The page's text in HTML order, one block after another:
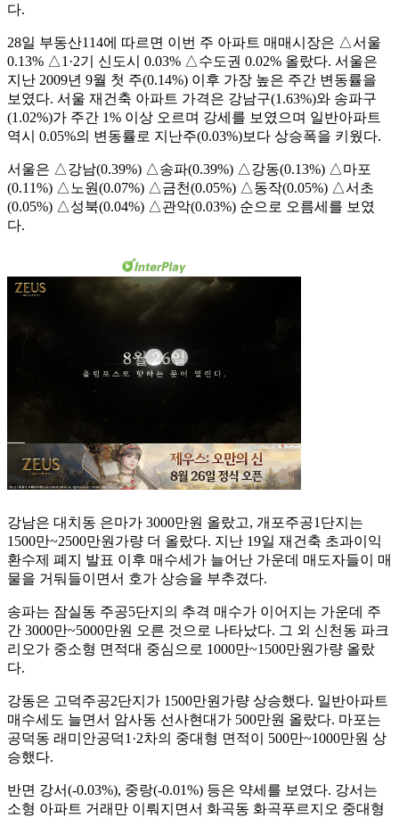
다.
28일 부동산114에 따르면 이번 주 아파트 매매시장은 △서울
0.13% △1·2기 신도시 0.03% △수도권 0.02% 올랐다. 서울은
지난 2009년 9월 첫 주(0.14%) 이후 가장 높은 주간 변동률을
보였다. 서울 재건축 아파트 가격은 강남구(1.63%)와 송파구
(1.02%)가 주간 1% 이상 오르며 강세를 보였으며 일반아파트
역시 0.05%의 변동률로 지난주(0.03%)보다 상승폭을 키웠다.
서울은 △강남(0.39%) △송파(0.39%) △강동(0.13%) △마포
(0.11%) △노원(0.07%) △금천(0.05%) △동작(0.05%) △서초
(0.05%) △성북(0.04%) △관악(0.03%) 순으로 오름세를 보였
다.
강남은 대치동 은마가 3000만원 올랐고, 개포주공1단지는
1500만~2500만원가량 더 올랐다. 지난 19일 재건축 초과이익
환수제 폐지 발표 이후 매수세가 늘어난 가운데 매도자들이 매
물을 거둬들이면서 호가 상승을 부추겼다.
송파는 잠실동 주공5단지의 추격 매수가 이어지는 가운데 주
간 3000만~5000만원 오른 것으로 나타났다. 그 외 신천동 파크
리오가 중소형 면적대 중심으로 1000만~1500만원가량 올랐
다.
강동은 고덕주공2단지가 1500만원가량 상승했다. 일반아파트
매수세도 늘면서 암사동 선사현대가 500만원 올랐다. 마포는
공덕동 래미안공덕1·2차의 중대형 면적이 500만~1000만원 상
승했다.
반면 강서(-0.03%), 중랑(-0.01%) 등은 약세를 보였다. 강서는
소형 아파트 거래만 이뤄지면서 화곡동 화곡푸르지오 중대형